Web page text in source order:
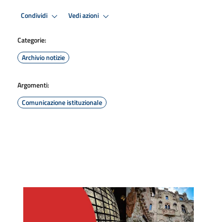
Condividi Vedi azioni
Categorie:
Archivio notizie
Argomenti:
Comunicazione istituzionale